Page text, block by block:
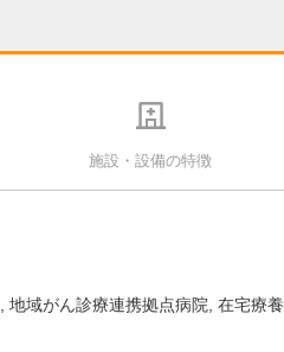
施設・設備の特徴
地域がん診療連携拠点病院 在宅療養